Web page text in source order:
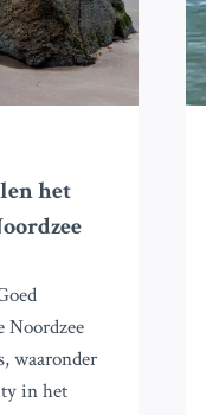
het
Noordzee
waaronder
in het